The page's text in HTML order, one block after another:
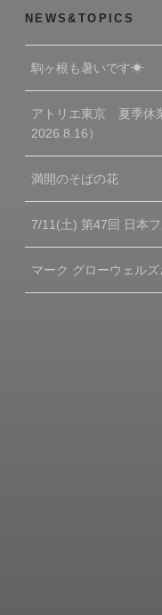
NEWS&TOPICS
駒ヶ根も暑いです☀
アトリエ東京 夏季休
2026.8.16）
満開のそばの花
7/11(土) 第47回 日本
マーク グローウェル